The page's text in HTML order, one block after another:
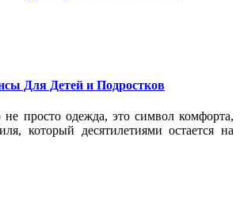
Для Детей и Подростков
просто одежда, это символ комфорта,
который десятилетиями остается на